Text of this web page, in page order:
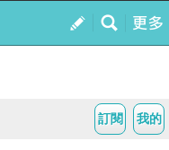
我的
訂閱